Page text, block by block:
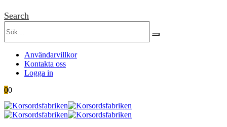
Search
Användarvillkor
Kontakta oss
Logga in
00